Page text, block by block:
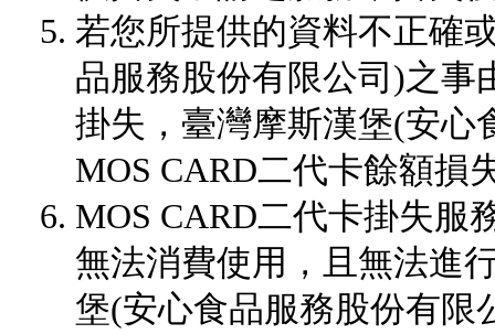
若您所提供的資料不正確
品服務股份有限公司)之事
掛失，臺灣摩斯漢堡(安心
MOS CARD二代卡餘額損
MOS CARD二代卡掛失服
無法消費使用，且無法進
堡(安心食品服務股份有限